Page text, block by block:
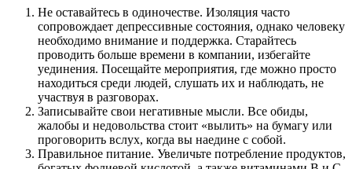
Не оставайтесь в одиночестве. Изоляция часто
сопровождает депрессивные состояния, однако человеку
необходимо внимание и поддержка. Старайтесь
проводить больше времени в компании, избегайте
уединения. Посещайте мероприятия, где можно просто
находиться среди людей, слушать их и наблюдать, не
участвуя в разговорах.
Записывайте свои негативные мысли. Все обиды,
жалобы и недовольства стоит «вылить» на бумагу или
проговорить вслух, когда вы наедине с собой.
Правильное питание. Увеличьте потребление продуктов,